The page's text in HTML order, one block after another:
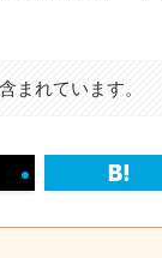
まれています。